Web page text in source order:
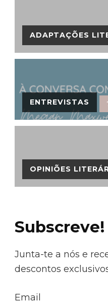
ADAPTAÇÕES
ENTREVISTAS
OPINIÕES
Subscreve!
Junta-te a nós e
descontos
Email